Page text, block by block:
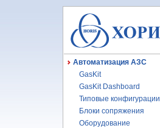
Автоматизация АЗС
GasKit
GasKit Dashboard
Типовые конфигурации
Блоки сопряжения
Оборудование